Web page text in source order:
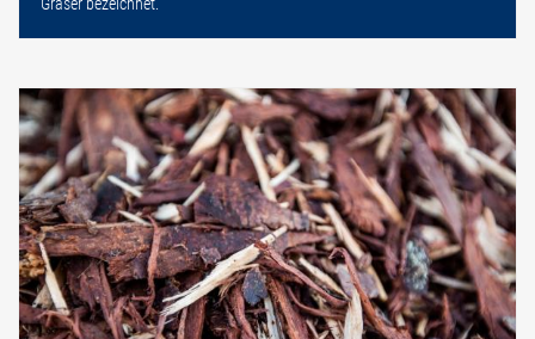
Gräser bezeichnet.